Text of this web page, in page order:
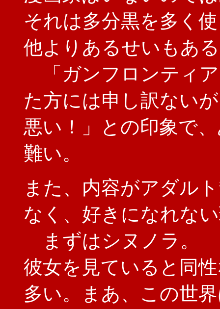
それは多分黒を多く
他よりあるせいもあ
「ガンフロンティ
た方には申し訳ない
悪い！」との印象で
難い。
また、内容がアダル
なく、好きになれな
まずはシヌノラ。
彼女を見ていると同
多い。まあ、この世